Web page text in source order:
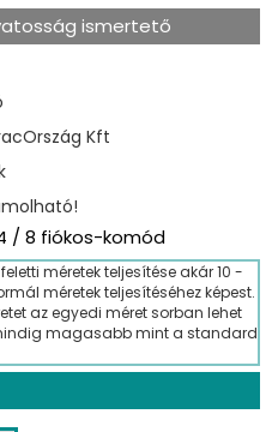
ismertető
Kft
/ 8 fiókos-komód
méretek teljesítése akár 10 -
méretek teljesítéséhez képest.
az egyedi méret sorban lehet
magasabb mint a standard